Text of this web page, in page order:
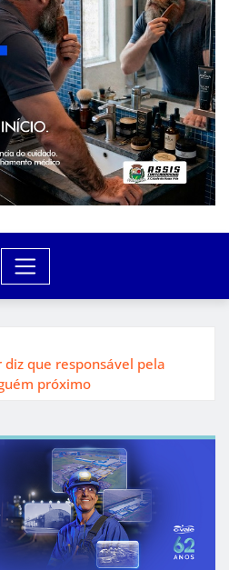
que responsável pela
próximo